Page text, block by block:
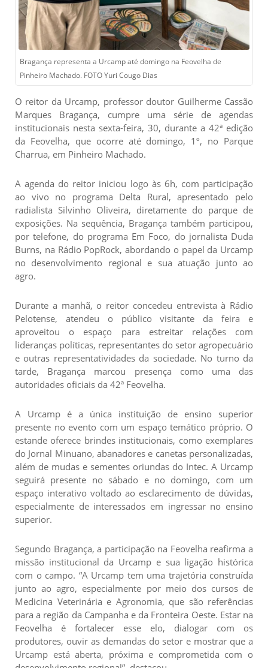
Bragança representa a Urcamp até domingo na Feovelha de
Pinheiro Machado. FOTO Yuri Cougo Dias
O reitor da Urcamp, professor doutor Guilherme Cassão
Marques Bragança, cumpre uma série de agendas
institucionais nesta sexta-feira, 30, durante a 42ª edição
da Feovelha, que ocorre até domingo, 1º, no Parque
Charrua, em Pinheiro Machado.
A agenda do reitor iniciou logo às 6h, com participação
ao vivo no programa Delta Rural, apresentado pelo
radialista Silvinho Oliveira, diretamente do parque de
exposições. Na sequência, Bragança também participou,
por telefone, do programa Em Foco, do jornalista Duda
Burns, na Rádio PopRock, abordando o papel da Urcamp
no desenvolvimento regional e sua atuação junto ao
agro.
Durante a manhã, o reitor concedeu entrevista à Rádio
Pelotense, atendeu o público visitante da feira e
aproveitou o espaço para estreitar relações com
lideranças políticas, representantes do setor agropecuário
e outras representatividades da sociedade. No turno da
tarde, Bragança marcou presença como uma das
autoridades oficiais da 42ª Feovelha.
A Urcamp é a única instituição de ensino superior
presente no evento com um espaço temático próprio. O
estande oferece brindes institucionais, como exemplares
do Jornal Minuano, abanadores e canetas personalizadas,
além de mudas e sementes oriundas do Intec. A Urcamp
seguirá presente no sábado e no domingo, com um
espaço interativo voltado ao esclarecimento de dúvidas,
especialmente de interessados em ingressar no ensino
superior.
Segundo Bragança, a participação na Feovelha reafirma a
missão institucional da Urcamp e sua ligação histórica
com o campo. “A Urcamp tem uma trajetória construída
junto ao agro, especialmente por meio dos cursos de
Medicina Veterinária e Agronomia, que são referências
para a região da Campanha e da Fronteira Oeste. Estar na
Feovelha é fortalecer esse elo, dialogar com os
produtores, ouvir as demandas do setor e mostrar que a
Urcamp está aberta, próxima e comprometida com o